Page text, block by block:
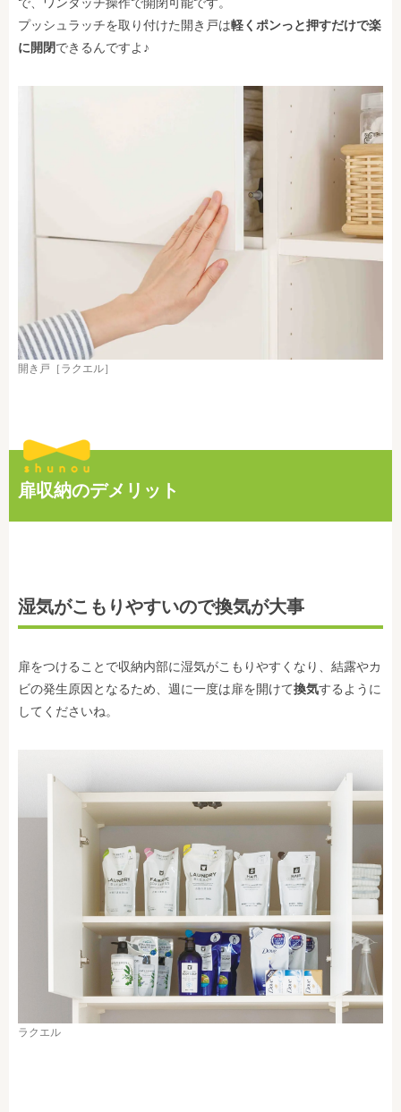
プッシュラッチを取り付けた開き戸は軽くポンっと押すだけで楽
に開閉できるんですよ♪
開き戸［ラクエル］
扉収納のデメリット
湿気がこもりやすいので換気が大事
扉をつけることで収納内部に湿気がこもりやすくなり、結露やカ
ビの発生原因となるため、週に一度は扉を開けて換気するように
してくださいね。
ラクエル